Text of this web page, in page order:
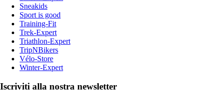
Sneakids
Sport is good
Training-Fit
Trek-Expert
Triathlon-Expert
TripNBikers
Vélo-Store
Winter-Expert
Iscriviti alla nostra newsletter